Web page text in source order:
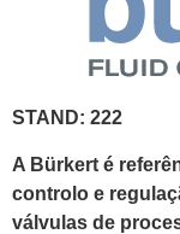
STAND: 222
A Bürkert é
controlo e
válvulas de